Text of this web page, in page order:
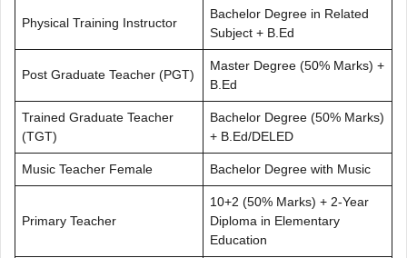
Physical Training Instructor
Bachelor Degree in Related
Subject + B.Ed
Post Graduate Teacher (PGT)
Master Degree (50% Marks) +
B.Ed
Trained Graduate Teacher
(TGT)
Bachelor Degree (50% Marks)
+ B.Ed/DELED
Music Teacher Female Bachelor Degree with Music
Primary Teacher
10+2 (50% Marks) + 2-Year
Diploma in Elementary
Education